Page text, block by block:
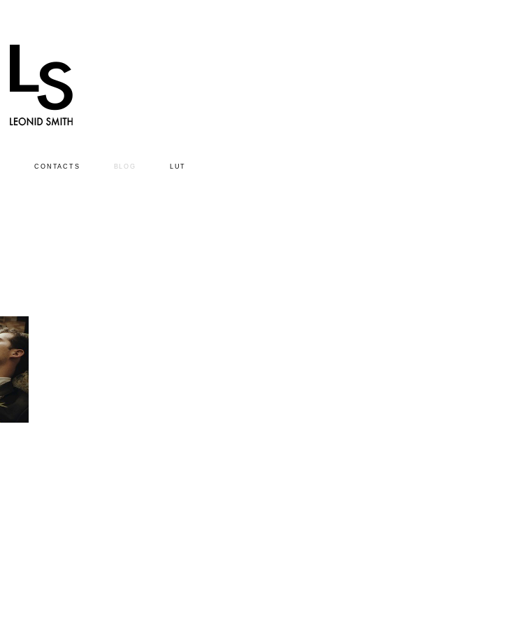
CONTACTS BLOG LUT